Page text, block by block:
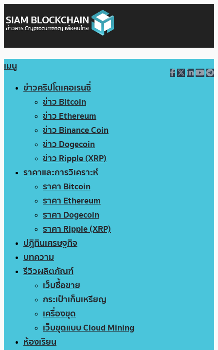
เมนู
ข่าวคริปโตเคอเรนซี่
ข่าว Bitcoin
ข่าว Ethereum
ข่าว Binance Coin
ข่าว Dogecoin
ข่าว Ripple (XRP)
ราคาและการวิเคราะห์
ราคา Bitcoin
ราคา Ethereum
ราคา Dogecoin
ราคา Ripple (XRP)
ปฏิทินเศรษฐกิจ
บทความ
รีวิวผลิตภัณฑ์
เว็บซื้อขาย
กระเป๋าเก็บเหรียญ
เครื่องขุด
เว็บขุดแบบ Cloud Mining
ห้องเรียน